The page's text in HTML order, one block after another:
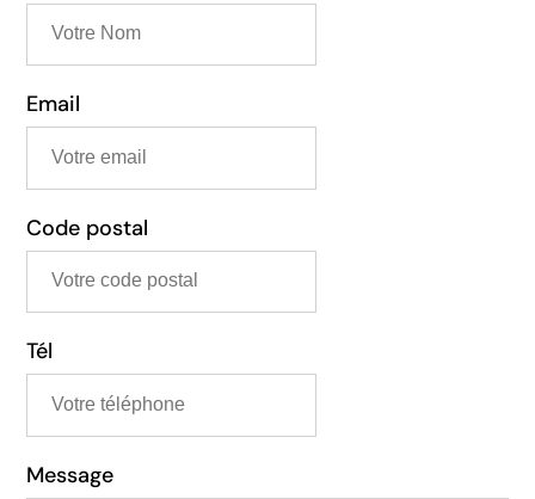
Email
Code postal
Tél
Message